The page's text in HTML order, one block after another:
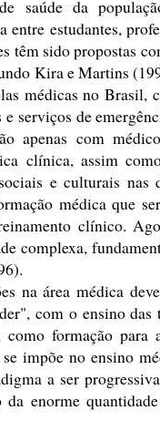
saúde da
estudantes,
têm sido propostas
Kira e Martins
médicas no Brasil,
serviços de
apenas com
clínica, assim
e culturais nas
médica que
clínico.
complexa,
na área médica
com o ensino das
formação para
impõe no ensino
a ser
enorme